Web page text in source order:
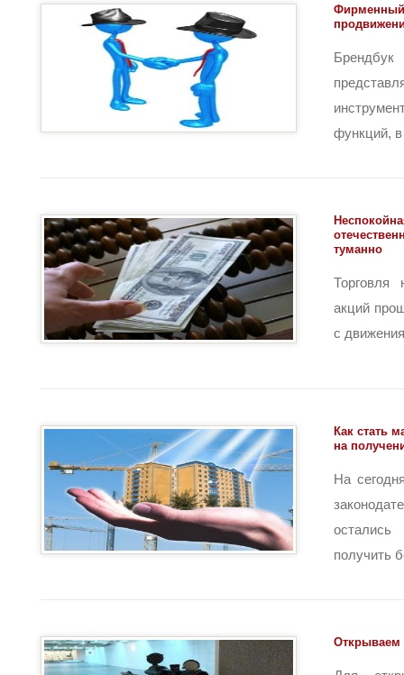
Фирменный
функций, в
туманно
Торговля
акций
с
Как стать
на
На
остались
получить
Открываем